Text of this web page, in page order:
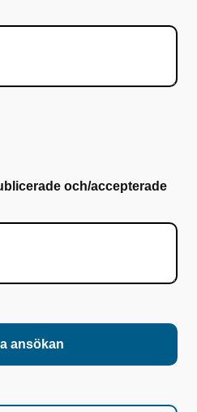
och/accepterade
ansökan